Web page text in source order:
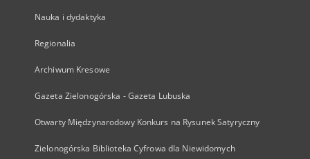
Nauka i dydaktyka
Regionalia
Archiwum Kresowe
Gazeta Zielonogórska - Gazeta Lubuska
Otwarty Międzynarodowy Konkurs na Rysunek Satyryczny
Zielonogórska Biblioteka Cyfrowa dla Niewidomych